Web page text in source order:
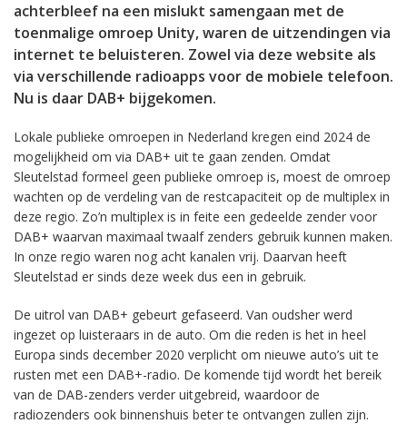
achterbleef na een mislukt samengaan met de
toenmalige omroep Unity, waren de uitzendingen via
internet te beluisteren. Zowel via deze website als
via verschillende radioapps voor de mobiele telefoon.
Nu is daar DAB+ bijgekomen.
Lokale publieke omroepen in Nederland kregen eind 2024 de
mogelijkheid om via DAB+ uit te gaan zenden. Omdat
Sleutelstad formeel geen publieke omroep is, moest de omroep
wachten op de verdeling van de restcapaciteit op de multiplex in
deze regio. Zo’n multiplex is in feite een gedeelde zender voor
DAB+ waarvan maximaal twaalf zenders gebruik kunnen maken.
In onze regio waren nog acht kanalen vrij. Daarvan heeft
Sleutelstad er sinds deze week dus een in gebruik.
De uitrol van DAB+ gebeurt gefaseerd. Van oudsher werd
ingezet op luisteraars in de auto. Om die reden is het in heel
Europa sinds december 2020 verplicht om nieuwe auto’s uit te
rusten met een DAB+-radio. De komende tijd wordt het bereik
van de DAB-zenders verder uitgebreid, waardoor de
radiozenders ook binnenshuis beter te ontvangen zullen zijn.